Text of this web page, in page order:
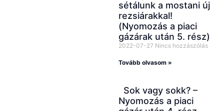
sétálunk a mostani új
rezsiárakkal!
(Nyomozás a piaci
gázárak után 5. rész)
2022-07-27 Nincs hozzászólás
Tovább olvasom »
Sok vagy sokk? –
Nyomozás a piaci